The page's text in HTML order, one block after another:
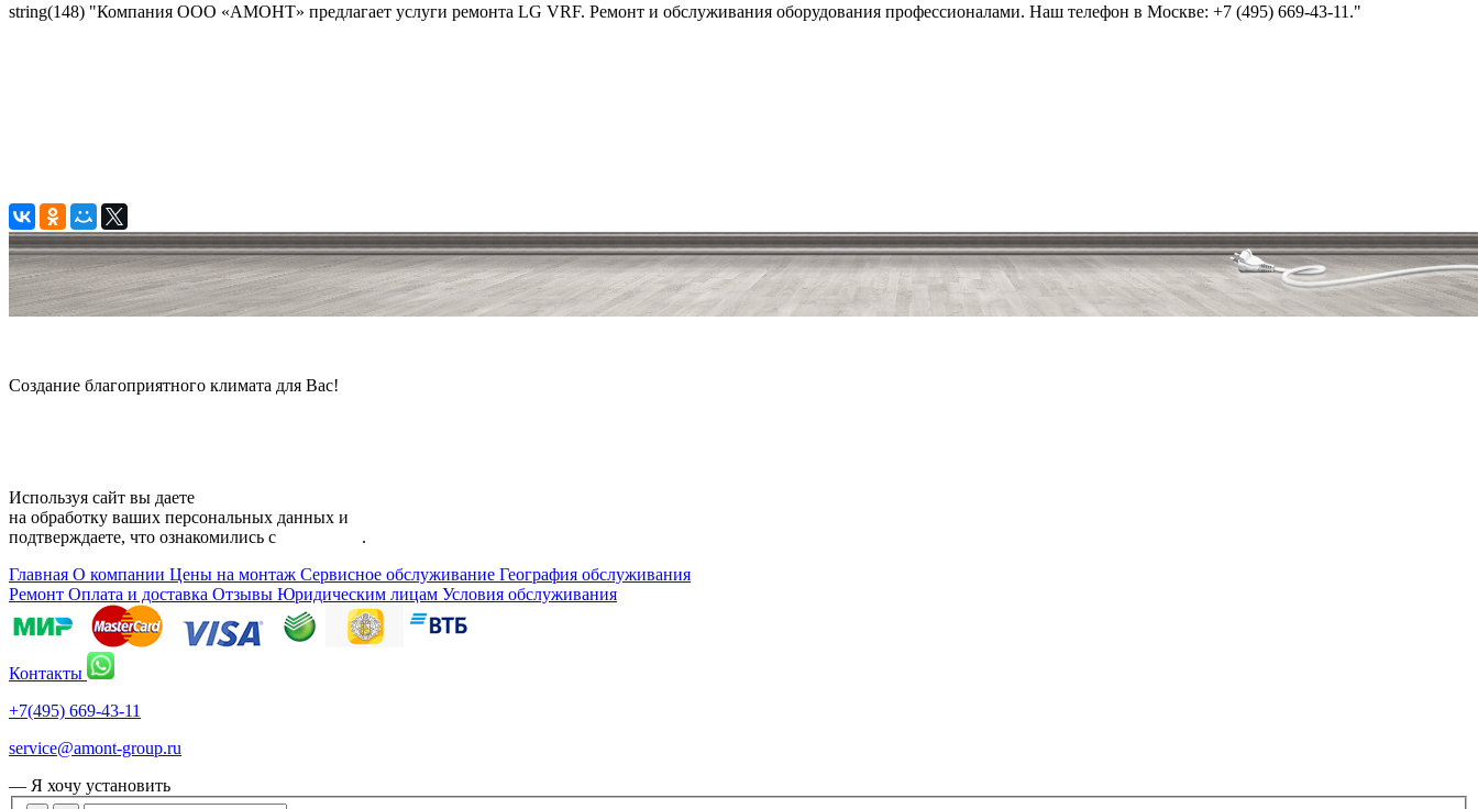
string(148) "Компания ООО «АМОНТ» предлагает услуги ремонта LG VRF. Ремонт и обслуживания оборудования профессионалами. Наш телефон в Москве: +7 (495) 669-43-11."
Создание благоприятного климата для Вас!
Используя сайт вы даете
на обработку ваших персональных данных и
подтверждаете, что ознакомились с
.
Главная О компании Цены на монтаж Сервисное обслуживание География обслуживания
Ремонт Оплата и доставка Отзывы Юридическим лицам Условия обслуживания
Контакты
+7(495) 669-43-11
service@amont-group.ru
— Я хочу установить